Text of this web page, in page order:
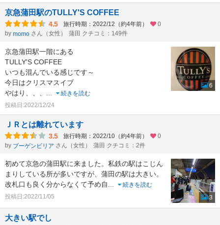
京急蒲田駅のTULLY'S COFFEE
4.5 旅行時期：2022/12（約4年前）
0
by momo さん（女性） 蒲田 クチコミ：149件
京急蒲田駅一階にある
TULLY'S COFFEE
いつも混んでいる感じです～
今日はクリスマスイブ
やはり、、、
続きを読む
投稿日:2022/12/24
6
ＪＲとは離れています
3.5 旅行時期：2022/10（約4年前）
0
by ブーゲンビリア さん（女性） 蒲田 クチコミ：2件
初めて京急の蒲田駅に来ました。私鉄の駅はこじん
まりしている所が多いですが、蒲田の駅は大きい。
改札口も良く分からなくて予め自
続きを読む
投稿日:2022/11/05
3
大きい駅でし